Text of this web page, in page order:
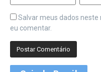
Salvar meus dados
eu comentar.